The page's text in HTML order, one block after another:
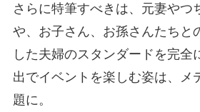
さらに特筆すべきは、元妻やつ
や、お子さん、お孫さんたちと
した夫婦のスタンダードを完全
出でイベントを楽しむ姿は、メ
題に。